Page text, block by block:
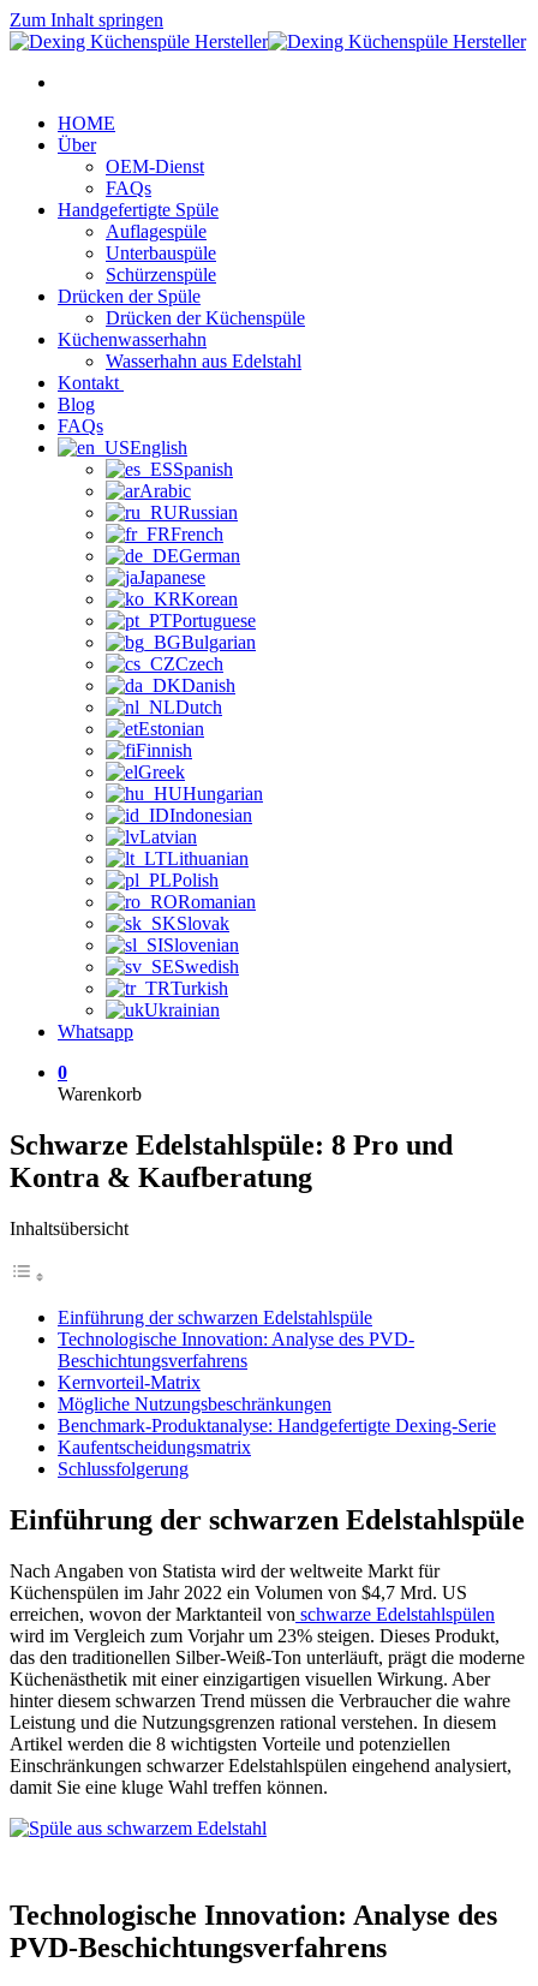
Zum Inhalt springen
HOME
Über
OEM-Dienst
FAQs
Handgefertigte Spüle
Auflagespüle
Unterbauspüle
Schürzenspüle
Drücken der Spüle
Drücken der Küchenspüle
Küchenwasserhahn
Wasserhahn aus Edelstahl
Kontakt
Blog
FAQs
English
Spanish
Arabic
Russian
French
German
Japanese
Korean
Portuguese
Bulgarian
Czech
Danish
Dutch
Estonian
Finnish
Greek
Hungarian
Indonesian
Latvian
Lithuanian
Polish
Romanian
Slovak
Slovenian
Swedish
Turkish
Ukrainian
Whatsapp
0
Warenkorb
Schwarze Edelstahlspüle: 8 Pro und
Kontra & Kaufberatung
Inhaltsübersicht
Einführung der schwarzen Edelstahlspüle
Technologische Innovation: Analyse des PVD-
Beschichtungsverfahrens
Kernvorteil-Matrix
Mögliche Nutzungsbeschränkungen
Benchmark-Produktanalyse: Handgefertigte Dexing-Serie
Kaufentscheidungsmatrix
Schlussfolgerung
Einführung der schwarzen Edelstahlspüle
Nach Angaben von Statista wird der weltweite Markt für
Küchenspülen im Jahr 2022 ein Volumen von $4,7 Mrd. US
erreichen, wovon der Marktanteil von schwarze Edelstahlspülen
wird im Vergleich zum Vorjahr um 23% steigen. Dieses Produkt,
das den traditionellen Silber-Weiß-Ton unterläuft, prägt die moderne
Küchenästhetik mit einer einzigartigen visuellen Wirkung. Aber
hinter diesem schwarzen Trend müssen die Verbraucher die wahre
Leistung und die Nutzungsgrenzen rational verstehen. In diesem
Artikel werden die 8 wichtigsten Vorteile und potenziellen
Einschränkungen schwarzer Edelstahlspülen eingehend analysiert,
damit Sie eine kluge Wahl treffen können.
Technologische Innovation: Analyse des
PVD-Beschichtungsverfahrens